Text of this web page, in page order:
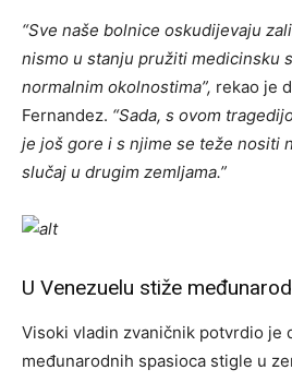
“Sve naše bolnice oskudijevaju
nismo u stanju pružiti medicinsku
normalnim okolnostima”, rekao je
Fernandez. “Sada, s ovom
je još gore i s njime se teže nositi
slučaj u drugim zemljama.”
U Venezuelu stiže
Visoki vladin zvaničnik potvrdio je
međunarodnih spasioca stigle u